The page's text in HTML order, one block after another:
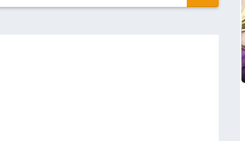
【動画】高校生さん、文化祭でコーヒーカップを作っ
【悲報】タトゥー彫師23年目店長「タトゥー入れにく
【画像】温泉の中で「これ」やったことあるやつ
妻が俺の頭を嗅ぎ「猫缶の匂い」がするって言うから
母は小学校の教師だ。母が受け持ったクラスの女の子が
旦那に言われて服装を変えることにした。なのに旦那